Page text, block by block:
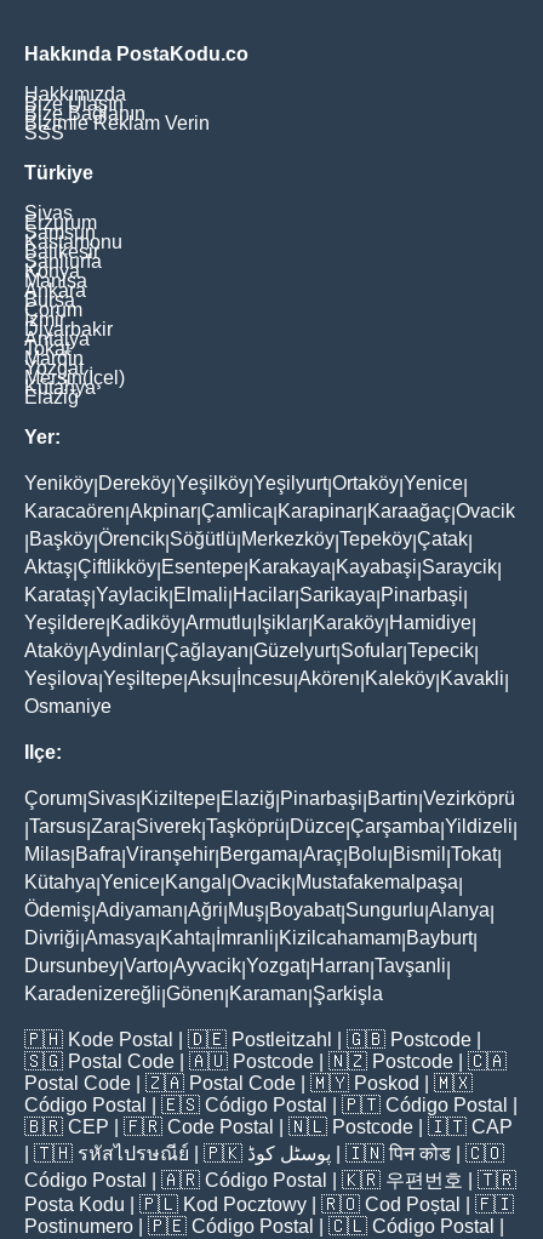
Hakkında PostaKodu.co
Hakkımızda
Bize Ulaşın
Bize Bağlanın
Bizimle Reklam Verin
SSS
Türkiye
Sivas
Erzurum
Samsun
Kastamonu
Balikesir
Şanliurfa
Konya
Manisa
Ankara
Bursa
Çorum
İzmir
Diyarbakir
Antalya
Tokat
Mardin
Yozgat
Mersin(İçel)
Kütahya
Elaziğ
Yer:
Yeniköy Dereköy Yeşilköy Yeşilyurt|Ortaköy Yenice
Karacaören Akpinar Çamlica Karapinar Karaağaç Ovacik
Başköy Örencik Söğütlü Merkezköy Tepeköy Çatak
Aktaş Çiftlikköy Esentepe Karakaya Kayabaşi Saraycik
Karataş Yaylacik Elmali Hacilar Sarikaya Pinarbaşi
Yeşildere Kadiköy Armutlu Işiklar Karaköy Hamidiye
Ataköy Aydinlar Çağlayan Güzelyurt| Sofular Tepecik
Yeşilova Yeşiltepe Aksu İncesu Akören Kaleköy Kavakli
Osmaniye
Ilçe:
Çorum Sivas Kiziltepe Elaziğ Pinarbaşi Bartin Vezirköprü
Tarsus Zara Siverek Taşköprü Düzce Çarşamba Yildizeli
Milas Bafra Viranşehir Bergama Araç Bolu Bismil Tokat|
Kütahya Yenice Kangal Ovacik Mustafakemalpaşa
Ödemiş Adiyaman Ağri Muş Boyabat| Sungurlu Alanya
Divriği Amasya Kahta İmranli Kizilcahamam Bayburt|
Dursunbey Varto Ayvacik Yozgat| Harran Tavşanli
Karadenizereğli Gönen Karaman Şarkişla
🇵🇭 Kode Postal | 🇩🇪 Postleitzahl | 🇬🇧 Postcode
🇸🇬 Postal Code | 🇦🇺 Postcode | 🇳🇿 Postcode | 🇨🇦
Postal Code | 🇿🇦 Postal Code | 🇲🇾 Poskod
| 🇲🇽
Código Postal
| 🇪🇸 Código Postal | 🇵🇹 Código Postal
🇧🇷 CEP | 🇫🇷 Code Postal | 🇳🇱 Postcode | 🇮🇹 CAP
| 🇹🇭 รหัสไปรษณีย์ | 🇵🇰 پوسٹل کوڈ | 🇮🇳पिन कोड | 🇨🇴
Código Postal
| 🇦🇷 Código Postal | 🇰🇷 우편번호
| 🇹🇷
Posta Kodu | 🇵🇱 Kod Pocztowy | 🇷🇴 Cod Poștal
| 🇫🇮
Postinumero | 🇵🇪 Código Postal | 🇨🇱 Código Postal